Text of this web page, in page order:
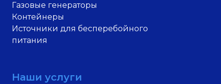
Газовые генераторы
Контейнеры
Источники для бесперебойного
питания
Наши услуги